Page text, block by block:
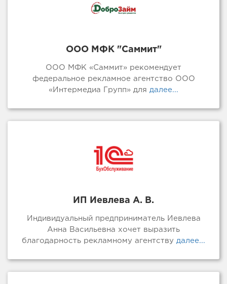
ООО МФК "Саммит"
ООО МФК «Саммит» рекомендует
федеральное рекламное агентство ООО
«Интермедиа Групп» для далее...
ИП Иевлева А. В.
Индивидуальный предприниматель Иевлева
Анна Васильевна хочет выразить
благодарность рекламному агентству далее...